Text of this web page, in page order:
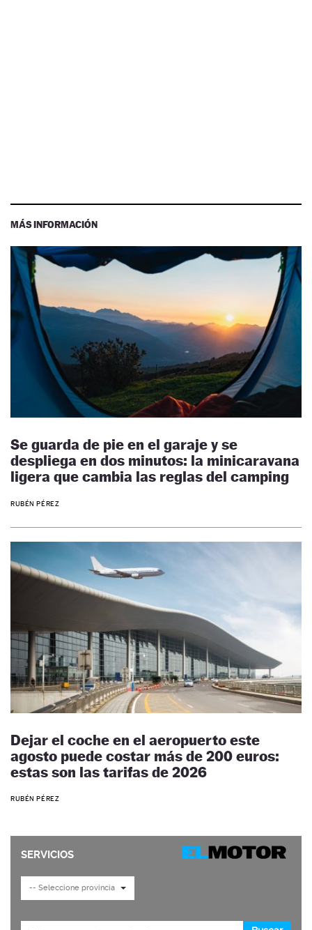
MÁS INFORMACIÓN
Se guarda de pie en el garaje y se
despliega en dos minutos: la minicaravana
ligera que cambia las reglas del camping
RUBÉN PÉREZ
Dejar el coche en el aeropuerto este
agosto puede costar más de 200 euros:
estas son las tarifas de 2026
RUBÉN PÉREZ